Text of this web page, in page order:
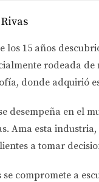
por motivos
reclamar
reducir su
los 15 años
rodeada
, donde adquirió
desempeña en el
Ama esta industria
a tomar
se compromete a